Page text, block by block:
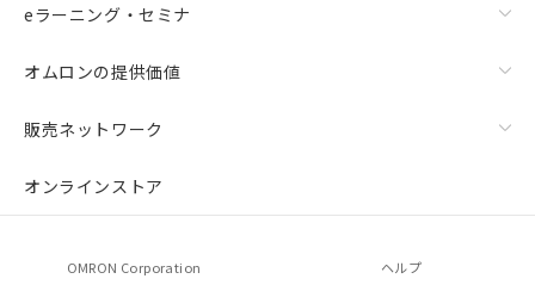
eラーニング・セミナ
オムロンの提供価値
販売ネットワーク
オンラインストア
OMRON Corporation ヘルプ